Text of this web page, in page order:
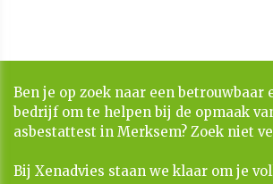
Ben je op zoek naar een betrouwbaar
bedrijf om te helpen bij de opmaak
asbestattest in Merksem? Zoek niet
​​​​​​​Bij Xenadvies staan we klaar om je